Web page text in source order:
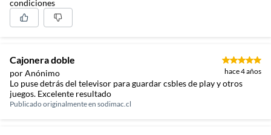
condiciones
Cajonera doble
por Anónimo hace 4 años
Lo puse detrás del televisor para guardar csbles de play y otros
juegos. Excelente resultado
Publicado originalmente en sodimac.cl